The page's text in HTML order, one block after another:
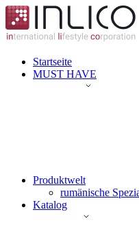
Startseite
MUST HAVE
Produktwelt
rumänische
Katalog